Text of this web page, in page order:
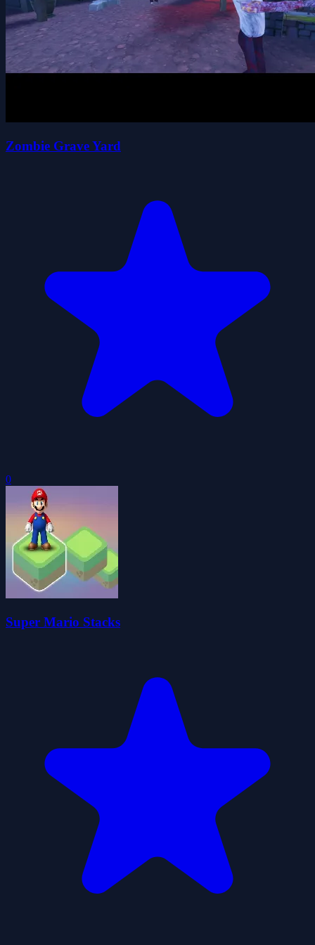
Zombie Grave Yard
0
Super Mario Stacks